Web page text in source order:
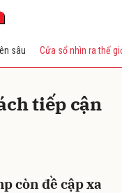
sâu Cửa sổ nhìn ra thế
tiếp cận
còn đề cập xa